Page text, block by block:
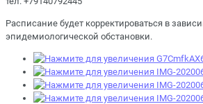
Расписание будет корректироваться в
эпидемиологической обстановки.